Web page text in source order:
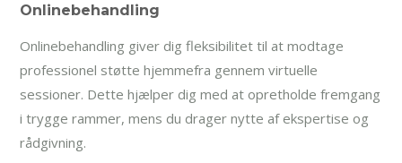
Onlinebehandling
Onlinebehandling giver dig fleksibilitet til at modtage
professionel støtte hjemmefra gennem virtuelle
sessioner. Dette hjælper dig med at opretholde fremgang
i trygge rammer, mens du drager nytte af ekspertise og
rådgivning.